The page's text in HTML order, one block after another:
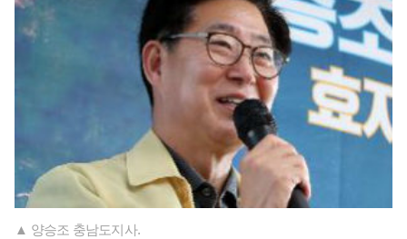
▲ 양승조 충남도지사.